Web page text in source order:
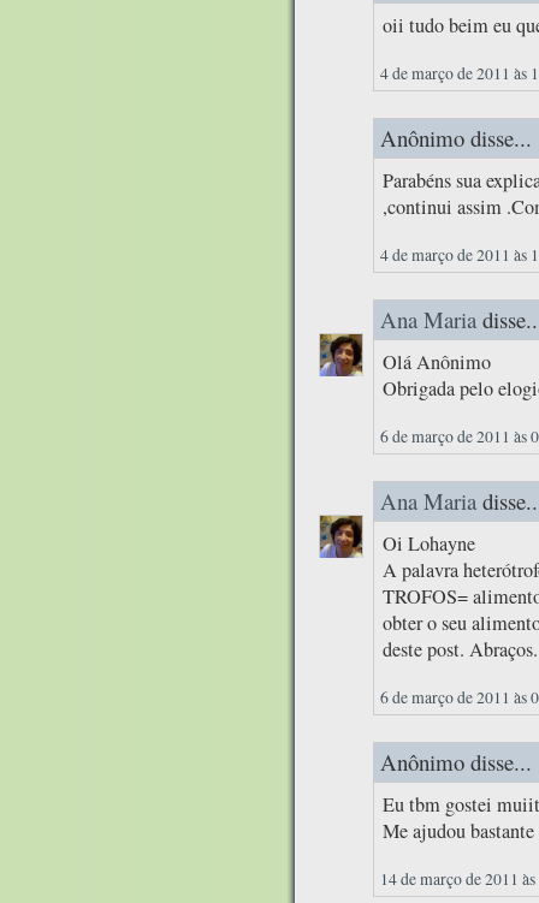
oii tudo beim eu
4 de março de 2011 às
Anônimo disse...
Parabéns sua
,continui assim
4 de março de 2011 às
Ana Maria
Olá Anônimo
Obrigada pelo
6 de março de 2011 às
Ana Maria
Oi Lohayne
A palavra
TROFOS=
obter o seu
deste post. Abraços.
6 de março de 2011 às
Anônimo disse...
Eu tbm gostei
Me ajudou
14 de março de 2011